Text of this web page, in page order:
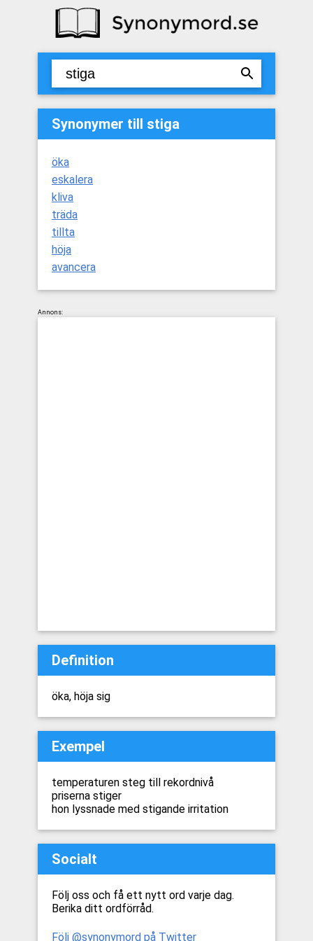
Synonymer till stiga
öka
eskalera
kliva
träda
tillta
höja
avancera
Annons:
Definition
öka, höja sig
Exempel
temperaturen steg till rekordnivå
priserna stiger
hon lyssnade med stigande irritation
Socialt
Följ oss och få ett nytt ord varje dag.
Berika ditt ordförråd.
Följ @synonymord på Twitter